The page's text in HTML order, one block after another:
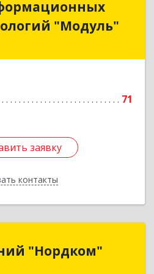
"Модуль"
71
заявку
контакты
информационных
"Модуль"
Подробнее
заявку
Назад
"Нордком"
"Нордком"
Лангепас г., Солнечная